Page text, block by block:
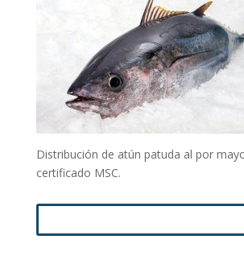
Distribución de atún patuda al por
certificado MSC.